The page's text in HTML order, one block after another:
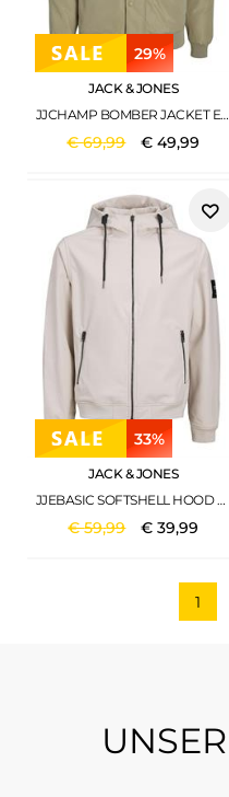
29%
JACK & JONES
JJCHAMP BOMBER JACKET ELMWOOD
€69,99 €49,99
33%
JACK & JONES
JJEBASIC SOFTSHELL HOOD NOOS MOONBEAM
€59,99 €39,99
1